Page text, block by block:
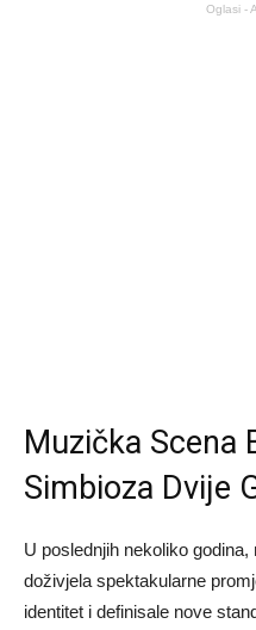
Oglasi -
Muzička Scena
Simbioza Dvije
U poslednjih nekoliko
doživjela spektakularne
identitet i definisale nove